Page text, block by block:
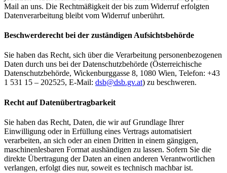
Mail an uns. Die Rechtmäßigkeit der bis zum Widerruf erfolgten
Datenverarbeitung bleibt vom Widerruf unberührt.
Beschwerderecht bei der zuständigen Aufsichtsbehörde
Sie haben das Recht, sich über die Verarbeitung personenbezogenen
Daten durch uns bei der Datenschutzbehörde (Österreichische
Datenschutzbehörde, Wickenburggasse 8, 1080 Wien, Telefon: +43
1 531 15 – 202525, E-Mail: dsb@dsb.gv.at) zu beschweren.
Recht auf Datenübertragbarkeit
Sie haben das Recht, Daten, die wir auf Grundlage Ihrer
Einwilligung oder in Erfüllung eines Vertrags automatisiert
verarbeiten, an sich oder an einen Dritten in einem gängigen,
maschinenlesbaren Format aushändigen zu lassen. Sofern Sie die
direkte Übertragung der Daten an einen anderen Verantwortlichen
verlangen, erfolgt dies nur, soweit es technisch machbar ist.